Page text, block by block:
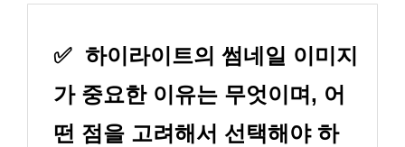
✅ 하이라이트의 썸네일 이미지
가 중요한 이유는 무엇이며, 어
떤 점을 고려해서 선택해야 하